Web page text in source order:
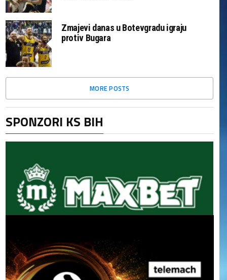
Zmajevi danas u Botevgradu igraju
protiv Bugara
MORE POSTS
SPONZORI KS BIH